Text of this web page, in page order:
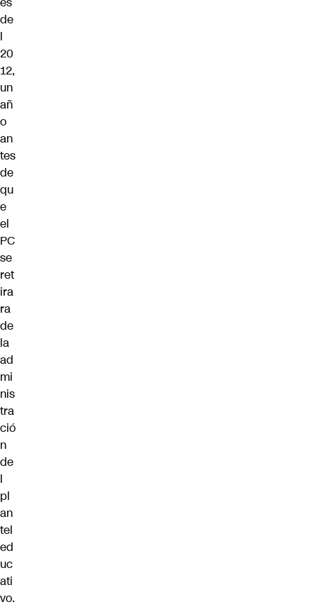
de
l
20
12,
un
añ
o
an
tes
de
qu
e
el
PC
se
ret
ira
ra
de
la
ad
mi
nis
tra
ció
n
de
l
pl
an
tel
ed
uc
ati
vo.